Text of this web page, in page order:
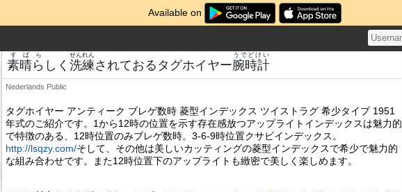
Available on
素晴ら
すばら
しく 洗練
せんれん
されておるタグホイヤー腕時計
うでどけい
Nederlands Public
タグホイヤー アンティーク ブレゲ数時 菱型インデックス ツイストラグ 希少タイプ 1951
年式のご紹介です。1から12時の位置を示す存在感放つアップライトインデックスは魅力的
で特徴のある、12時位置のみブレゲ数時。3-6-9時位置クサビインデックス。
http://lsqzy.com/そして、その他は美しいカッティングの菱型インデックスで希少で魅力的
な組み合わせです。また12時位置下のアップライトも緻密で美しく楽しめます。